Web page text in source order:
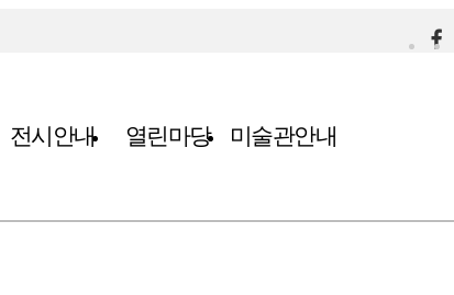
전시안내 열린마당 미술관안내